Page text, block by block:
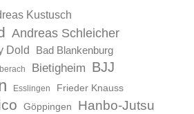
Kustusch
Andreas Schleicher
Dold Bad Blankenburg
Bietigheim BJJ
Esslingen Frieder Knauss
Göppingen
Hanbo-Jutsu